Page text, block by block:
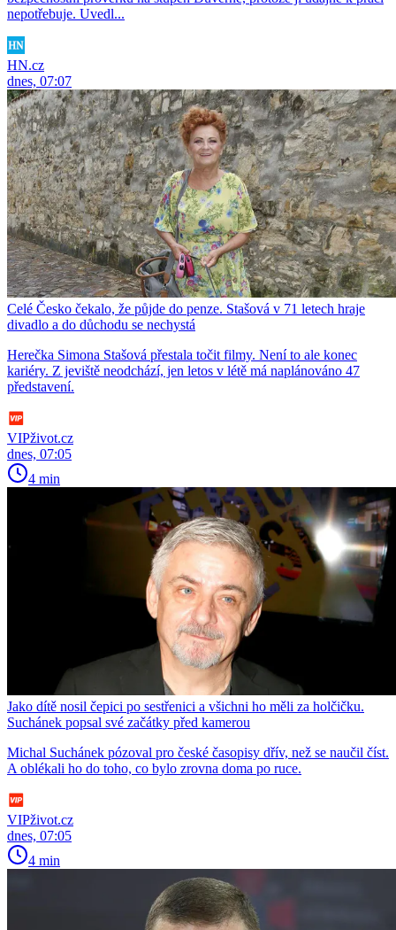
nepotřebuje. Uvedl...
HN.cz
dnes, 07:07
Celé Česko čekalo, že půjde do penze. Stašová v 71 letech hraje
divadlo a do důchodu se nechystá
Herečka Simona Stašová přestala točit filmy. Není to ale konec
kariéry. Z jeviště neodchází, jen letos v létě má naplánováno 47
představení.
VIPživot.cz
dnes, 07:05
4 min
Jako dítě nosil čepici po sestřenici a všichni ho měli za holčičku.
Suchánek popsal své začátky před kamerou
Michal Suchánek pózoval pro české časopisy dřív, než se naučil číst.
A oblékali ho do toho, co bylo zrovna doma po ruce.
VIPživot.cz
dnes, 07:05
4 min